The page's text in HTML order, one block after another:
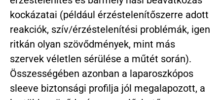
kockázatai (például érzéstelenítőszerre adott
reakciók, szív/érzéstelenítési problémák, igen
ritkán olyan szövődmények, mint más
szervek véletlen sérülése a műtét során).
Összességében azonban a laparoszkópos
sleeve biztonsági profilja jól megalapozott, a